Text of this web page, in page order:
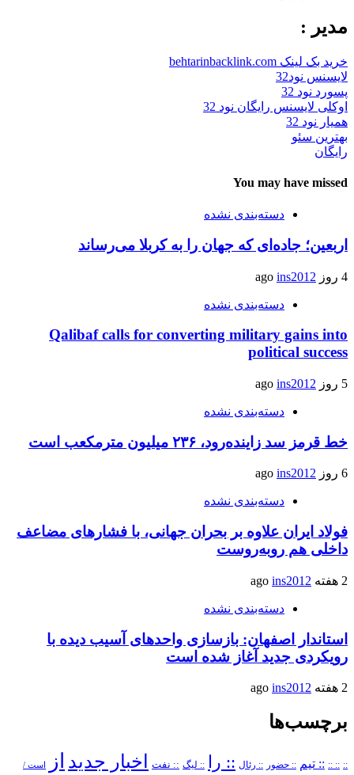
مدیر :
خرید بک لینک behtarinbacklink.com
لایسنس نود32
پسورد نود 32
اوکلی لایسنس رایگان نود 32
همیار نود 32
بهترین سئو
رایگان
You may have missed
دسته‌بندی نشده
اربعین؛ جاده‌ای که جهان را به کربلا می‌رساند
4 روز ago ins2012
دسته‌بندی نشده
Qalibaf calls for converting military gains into
political success
5 روز ago ins2012
دسته‌بندی نشده
خط قرمز سد زاینده‌رود، ۲۳۶ میلیون مترمکعب است
6 روز ago ins2012
دسته‌بندی نشده
فولاد ایران علاوه بر بحران جهانی، با فشارهای مضاعف
داخلی هم روبه‌روست
2 هفته ago ins2012
دسته‌بندی نشده
استاندار اصفهان: بازسازی واحدهای آسیب دیده با
رویکردی جدید آغاز شده است
2 هفته ago ins2012
برچسب‌ها
::
:: :: :: تیم :: حضور :: رئال :: را :: لیگ :: نفت اخبار جدید از است /